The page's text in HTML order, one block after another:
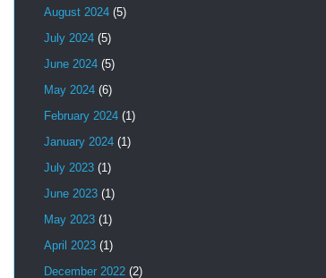
August 2024 (5)
July 2024 (5)
June 2024 (5)
May 2024 (6)
February 2024 (1)
January 2024 (1)
July 2023 (1)
June 2023 (1)
May 2023 (1)
April 2023 (1)
December 2022 (2)